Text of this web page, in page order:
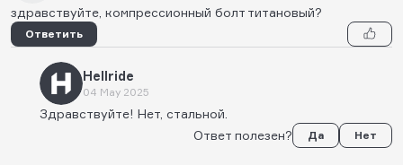
здравствуйте, компрессионный болт титановый?
Ответить
Hellride
04 May 2025
Здравствуйте! Нет, стальной.
Ответ полезен?
Да Нет